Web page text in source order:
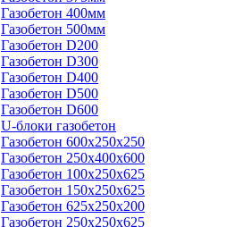
Газобетон 400мм
Газобетон 500мм
Газобетон D200
Газобетон D300
Газобетон D400
Газобетон D500
Газобетон D600
U-блоки газобетон
Газобетон 600x250x250
Газобетон 250x400x600
Газобетон 100х250х625
Газобетон 150х250х625
Газобетон 625х250х200
Газобетон 250х250х625